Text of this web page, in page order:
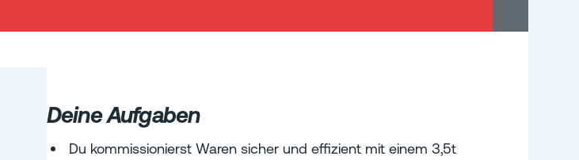
Deine Aufgaben
Du kommissionierst Waren sicher und effizient mit einem 3,5t